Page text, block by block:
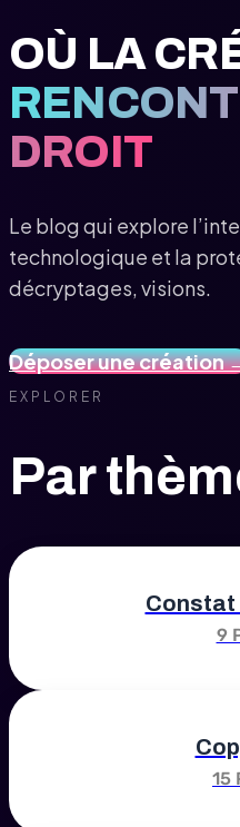
OÙ LA
DROIT
Le blog qui explore
technologique et la
décryptages, visions.
Déposer une création
EXPLORER
Par
Constat
9
15